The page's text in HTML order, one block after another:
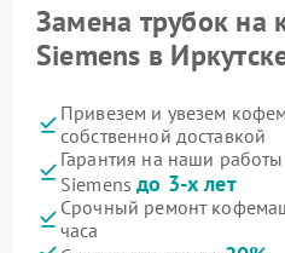
Замена трубок
Siemens в
Привезем и увезем
собственной доставкой
Гарантия на наши
Siemensдо 3-х лет
Срочный ремонт
часа